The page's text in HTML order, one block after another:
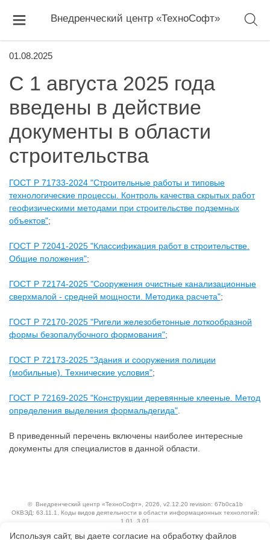
Внедренческий центр «ТехноСофт»
01.08.2025
С 1 августа 2025 года
введены в действие
документы в области
строительства
ГОСТ Р 71733-2024 "Строительные работы и типовые
технологические процессы. Контроль качества скрытых работ
геофизическими методами при строительстве подземных
объектов";
ГОСТ Р 72041-2025 "Классификация работ в строительстве.
Общие положения";
ГОСТ Р 72174-2025 "Сооружения очистные канализационные
сверхмалой - средней мощности. Методика расчета";
ГОСТ Р 72170-2025 "Ригели железобетонные лоткообразной
формы безопалубочного формования";
ГОСТ Р 72173-2025 "Здания и сооружения полиции
(мобильные). Технические условия";
ГОСТ Р 72169-2025 "Конструкции деревянные клееные. Метод
определения выделения формальдегида"
В приведенный перечень включены наиболее интересные
документы для специалистов в данной области.
© Внедренческий центр «ТехноСофт» , 2026, v2.12.20 revision: 67b0ca1b
ОКВЭД: 63.11.1, Коды видов деятельности в области информационных технологий:
1.01, 3.01
Технологии
Используя сайт, вы даете согласие на обработку файлов